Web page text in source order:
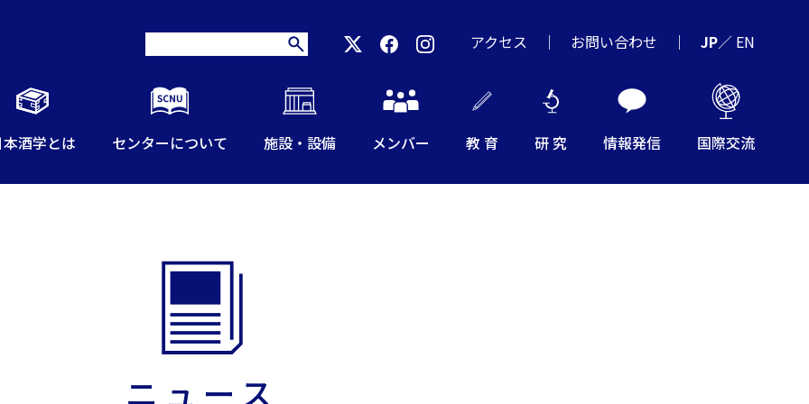
酒学とは センターについて 施設・設備 メンバー 教 育 研 究 情報発信 国際交流
アクセス お問い合わせ JP／ EN
ニュース